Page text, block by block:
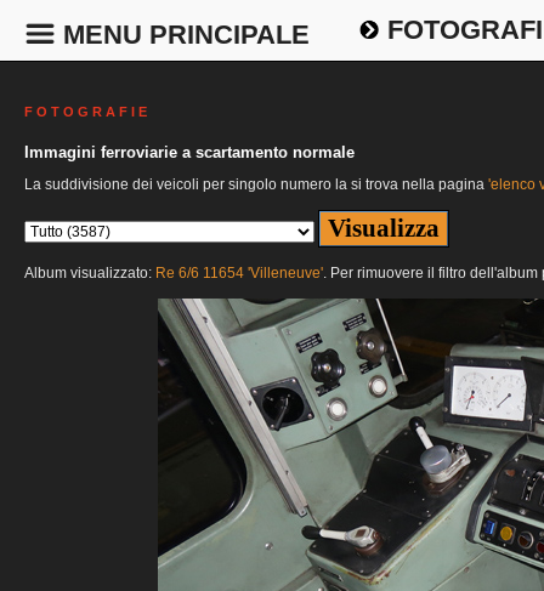
MENU PRINCIPALE
F O T O G R A F I E
Immagini ferroviarie a scartamento normale
La suddivisione dei veicoli per singolo numero la si trova nella pagina 'elenco
Album visualizzato: Re 6/6 11654 'Villeneuve'. Per rimuovere il filtro